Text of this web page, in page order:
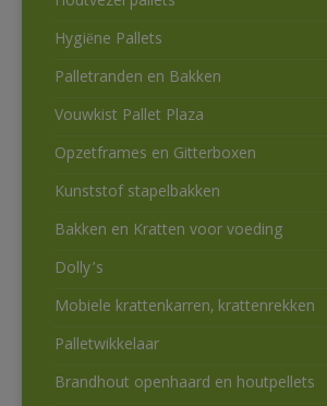
Hygiëne Pallets
Palletranden en Bakken
Vouwkist Pallet Plaza
Opzetframes en Gitterboxen
Kunststof stapelbakken
Bakken en Kratten voor voeding
Dolly’s
Mobiele krattenkarren, krattenrekken
Palletwikkelaar
Brandhout openhaard en houtpellets